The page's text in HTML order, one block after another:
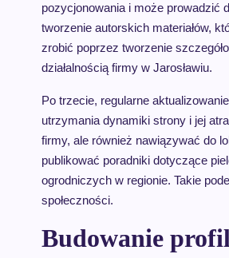
pozycjonowania i może prowadzić
tworzenie autorskich materiałów,
zrobić poprzez tworzenie
działalnością firmy w Jarosławiu.
Po trzecie, regularne
utrzymania dynamiki strony i jej
firmy, ale również nawiązywać do
publikować poradniki dotyczące
ogrodniczych w regionie. Takie
społeczności.
Budowanie